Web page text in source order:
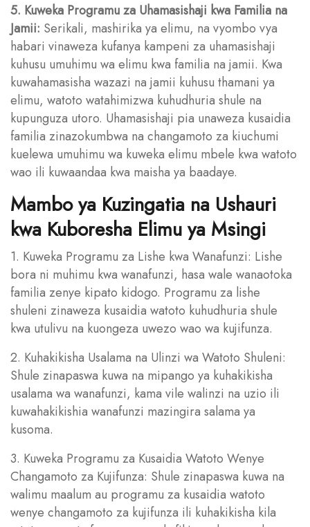
5. Kuweka Programu za Uhamasishaji kwa Familia na
Jamii: Serikali, mashirika ya elimu, na vyombo vya
habari vinaweza kufanya kampeni za uhamasishaji
kuhusu umuhimu wa elimu kwa familia na jamii. Kwa
kuwahamasisha wazazi na jamii kuhusu thamani ya
elimu, watoto watahimizwa kuhudhuria shule na
kupunguza utoro. Uhamasishaji pia unaweza kusaidia
familia zinazokumbwa na changamoto za kiuchumi
kuelewa umuhimu wa kuweka elimu mbele kwa watoto
wao ili kuwaandaa kwa maisha ya baadaye.
Mambo ya Kuzingatia na Ushauri
kwa Kuboresha Elimu ya Msingi
1. Kuweka Programu za Lishe kwa Wanafunzi: Lishe
bora ni muhimu kwa wanafunzi, hasa wale wanaotoka
familia zenye kipato kidogo. Programu za lishe
shuleni zinaweza kusaidia watoto kuhudhuria shule
kwa utulivu na kuongeza uwezo wao wa kujifunza.
2. Kuhakikisha Usalama na Ulinzi wa Watoto Shuleni:
Shule zinapaswa kuwa na mipango ya kuhakikisha
usalama wa wanafunzi, kama vile walinzi na uzio ili
kuwahakikishia wanafunzi mazingira salama ya
kusoma.
3. Kuweka Programu za Kusaidia Watoto Wenye
Changamoto za Kujifunza: Shule zinapaswa kuwa na
walimu maalum au programu za kusaidia watoto
wenye changamoto za kujifunza ili kuhakikisha kila